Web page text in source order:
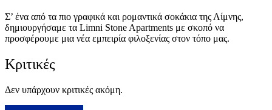
Σ’ ένα από τα πιο γραφικά και ρομαντικά σοκάκια της Λίμνης,
δημιουργήσαμε τα Limni Stone Apartments με σκοπό να
προσφέρουμε μια νέα εμπειρία φιλοξενίας στον τόπο μας.
Κριτικές
Δεν υπάρχουν κριτικές ακόμη.